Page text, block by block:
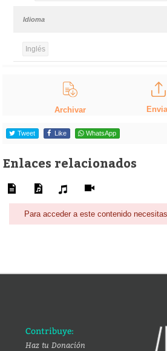
Idioma
Inglés
Archivar
Tweet Like WhatsApp
Enlaces relacionados
Para acceder a este contenido
Contribuye:
Haz tu Donación